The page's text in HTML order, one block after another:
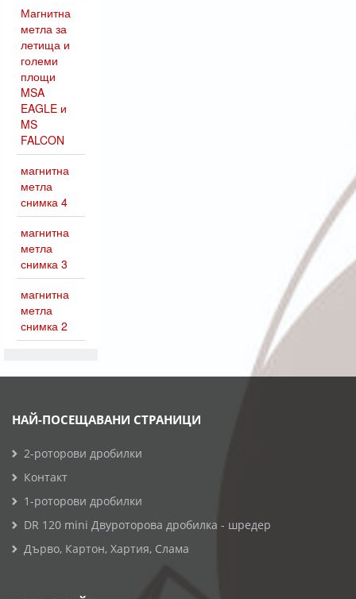
Магнитна
метла за
летища и
големи
площи
MSA
EAGLE и
MS
FALCON
магнитна
метла
снимка 4
магнитна
метла
снимка 3
магнитна
метла
снимка 2
НАЙ-ПОСЕЩАВАНИ СТРАНИЦИ
2-роторови дробилки
Контакт
1-роторови дробилки
DR 120 mini Двуроторова дробилка - шредер
Дърво, Картон, Хартия, Слама